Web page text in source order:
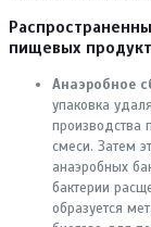
пищевых
Анаэробное
упаковка
производства
смеси. Затем
анаэробных
бактерии
образуется